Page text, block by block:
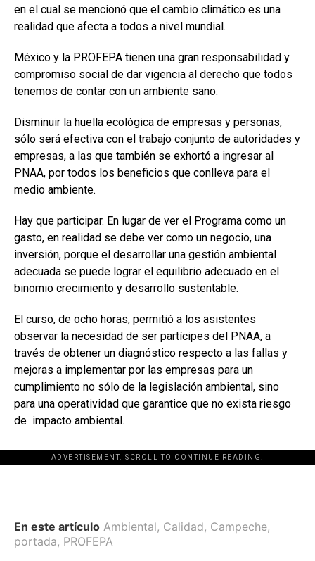
en el cual se mencionó que el cambio climático es una
realidad que afecta a todos a nivel mundial.
México y la PROFEPA tienen una gran responsabilidad y
compromiso social de dar vigencia al derecho que todos
tenemos de contar con un ambiente sano.
Disminuir la huella ecológica de empresas y personas,
sólo será efectiva con el trabajo conjunto de autoridades y
empresas, a las que también se exhortó a ingresar al
PNAA, por todos los beneficios que conlleva para el
medio ambiente.
Hay que participar. En lugar de ver el Programa como un
gasto, en realidad se debe ver como un negocio, una
inversión, porque el desarrollar una gestión ambiental
adecuada se puede lograr el equilibrio adecuado en el
binomio crecimiento y desarrollo sustentable.
El curso, de ocho horas, permitió a los asistentes
observar la necesidad de ser partícipes del PNAA, a
través de obtener un diagnóstico respecto a las fallas y
mejoras a implementar por las empresas para un
cumplimiento no sólo de la legislación ambiental, sino
para una operatividad que garantice que no exista riesgo
de impacto ambiental.
ADVERTISEMENT. SCROLL TO CONTINUE READING.
En este artículo Ambiental, Calidad, Campeche,
portada, PROFEPA